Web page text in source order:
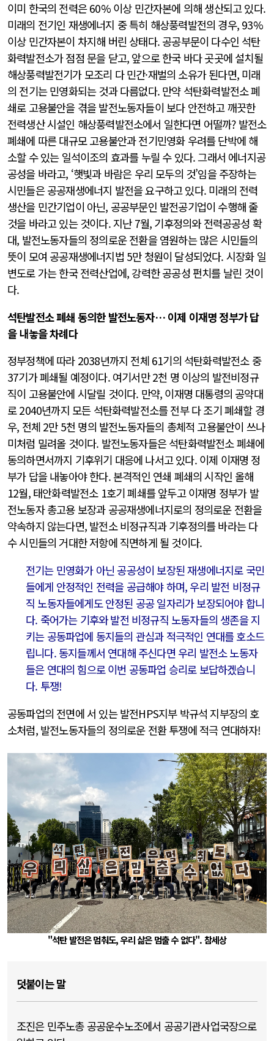
이미 한국의 전력은 60% 이상 민간자본에 의해 생산되고 있다.
미래의 전기인 재생에너지 중 특히 해상풍력발전의 경우, 93%
이상 민간자본이 차지해 버린 상태다. 공공부문이 다수인 석탄
화력발전소가 점점 문을 닫고, 앞으로 한국 바다 곳곳에 설치될
해상풍력발전기가 모조리 다 민간·재벌의 소유가 된다면, 미래
의 전기는 민영화되는 것과 다름없다. 만약 석탄화력발전소 폐
쇄로 고용불안을 겪을 발전노동자들이 보다 안전하고 깨끗한
전력생산 시설인 해상풍력발전소에서 일한다면 어떨까? 발전소
폐쇄에 따른 대규모 고용불안과 전기민영화 우려를 단박에 해
소할 수 있는 일석이조의 효과를 누릴 수 있다. 그래서 에너지공
공성을 바라고, ‘햇빛과 바람은 우리 모두의 것’임을 주장하는
시민들은 공공재생에너지 발전을 요구하고 있다. 미래의 전력
생산을 민간기업이 아닌, 공공부문인 발전공기업이 수행해 줄
것을 바라고 있는 것이다. 지난 7월, 기후정의와 전력공공성 확
대, 발전노동자들의 정의로운 전환을 염원하는 많은 시민들의
뜻이 모여 공공재생에너지법 5만 청원이 달성되었다. 시장화 일
변도로 가는 한국 전력산업에, 강력한 공공성 펀치를 날린 것이
다.
석탄발전소 폐쇄 동의한 발전노동자… 이제 이재명 정부가 답
을 내놓을 차례다
정부정책에 따라 2038년까지 전체 61기의 석탄화력발전소 중
37기가 폐쇄될 예정이다. 여기서만 2천 명 이상의 발전비정규
직이 고용불안에 시달릴 것이다. 만약, 이재명 대통령의 공약대
로 2040년까지 모든 석탄화력발전소를 전부 다 조기 폐쇄할 경
우, 전체 2만 5천 명의 발전노동자들의 총체적 고용불안이 쓰나
미처럼 밀려올 것이다. 발전노동자들은 석탄화력발전소 폐쇄에
동의하면서까지 기후위기 대응에 나서고 있다. 이제 이재명 정
부가 답을 내놓아야 한다. 본격적인 연쇄 폐쇄의 시작인 올해
12월, 태안화력발전소 1호기 폐쇄를 앞두고 이재명 정부가 발
전노동자 총고용 보장과 공공재생에너지로의 정의로운 전환을
약속하지 않는다면, 발전소 비정규직과 기후정의를 바라는 다
수 시민들의 거대한 저항에 직면하게 될 것이다.
전기는 민영화가 아닌 공공성이 보장된 재생에너지로 국민
들에게 안정적인 전력을 공급해야 하며, 우리 발전 비정규
직 노동자들에게도 안정된 공공 일자리가 보장되어야 합니
다. 죽어가는 기후와 발전 비정규직 노동자들의 생존을 지
키는 공동파업에 동지들의 관심과 적극적인 연대를 호소드
립니다. 동지들께서 연대해 주신다면 우리 발전소 노동자
들은 연대의 힘으로 이번 공동파업 승리로 보답하겠습니
다. 투쟁!
공동파업의 전면에 서 있는 발전HPS지부 박규석 지부장의 호
소처럼, 발전노동자들의 정의로운 전환 투쟁에 적극 연대하자!
"석탄 발전은 멈춰도, 우리 삶은 멈출 수 없다". 참세상
덧붙이는 말
조진은 민주노총 공공운수노조에서 공공기관사업국장으로